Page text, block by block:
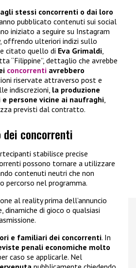
stessi concorrenti o dai loro
pubblicato contenuti sui social
iniziato a seguire su Instagram
offrendo ulteriori indizi sullo
citato quello di Eva Grimaldi,
“Filippine”, dettaglio che avrebbe
concorrenti avrebbero
riservate attraverso post e
indiscrezioni, la produzione
persone vicine ai naufraghi,
previsti dal contratto.
dei concorrenti
stabilisce precise
possono tornare a utilizzare
contenuti neutri che non
percorso nel programma.
al reality prima dell’annuncio
di gioco o qualsiasi
e familiari dei concorrenti. In
penali economiche molto
caso se applicarle. Nel